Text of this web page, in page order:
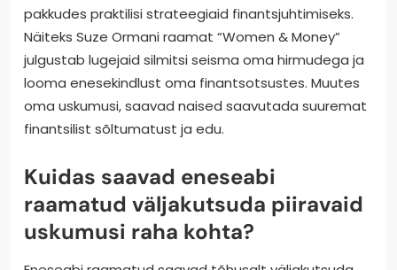
pakkudes praktilisi strateegiaid finantsjuhtimiseks.
Näiteks Suze Ormani raamat “Women & Money”
julgustab lugejaid silmitsi seisma oma hirmudega ja
looma enesekindlust oma finantsotsustes. Muutes
oma uskumusi, saavad naised saavutada suuremat
finantsilist sõltumatust ja edu.
Kuidas saavad eneseabi
raamatud väljakutsuda piiravaid
uskumusi raha kohta?